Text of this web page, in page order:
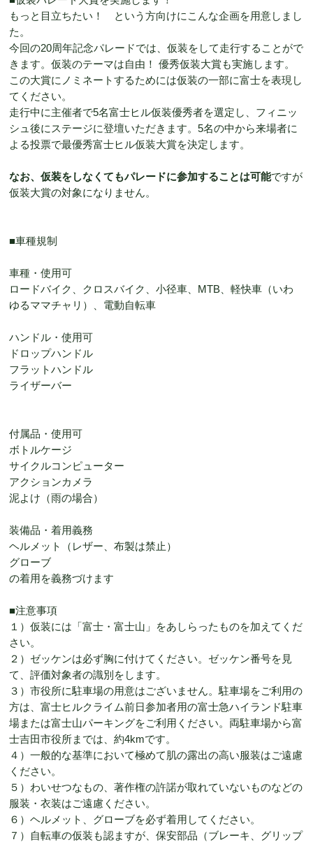
もっと目立ちたい！ という方向けにこんな企画を用意しまし
た。
今回の20周年記念パレードでは、仮装をして走行することがで
きます。仮装のテーマは自由！ 優秀仮装大賞も実施します。
この大賞にノミネートするためには仮装の一部に富士を表現し
てください。
走行中に主催者で5名富士ヒル仮装優秀者を選定し、フィニッ
シュ後にステージに登壇いただきます。5名の中から来場者に
よる投票で最優秀富士ヒル仮装大賞を決定します。
なお、仮装をしなくてもパレードに参加することは可能ですが
仮装大賞の対象になりません。
■車種規制
車種・使用可
ロードバイク、クロスバイク、小径車、MTB、軽快車（いわ
ゆるママチャリ）、電動自転車
ハンドル・使用可
ドロップハンドル
フラットハンドル
ライザーバー
付属品・使用可
ボトルケージ
サイクルコンピューター
アクションカメラ
泥よけ（雨の場合）
装備品・着用義務
ヘルメット（レザー、布製は禁止）
グローブ
の着用を義務づけます
■注意事項
１）仮装には「富士・富士山」をあしらったものを加えてくだ
さい。
２）ゼッケンは必ず胸に付けてください。ゼッケン番号を見
て、評価対象者の識別をします。
３）市役所に駐車場の用意はございません。駐車場をご利用の
方は、富士ヒルクライム前日参加者用の富士急ハイランド駐車
場または富士山パーキングをご利用ください。両駐車場から富
士吉田市役所までは、約4kmです。
４）一般的な基準において極めて肌の露出の高い服装はご遠慮
ください。
５）わいせつなもの、著作権の許諾が取れていないものなどの
服装・衣装はご遠慮ください。
６）ヘルメット、グローブを必ず着用してください。
７）自転車の仮装も認ますが、保安部品（ブレーキ、グリップ